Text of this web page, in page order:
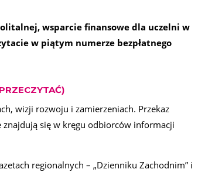
wsparcie finansowe dla uczelni w
w piątym numerze bezpłatnego
wizji rozwoju i zamierzeniach. Przekaz
się w kręgu odbiorców informacji
regionalnych – „Dzienniku Zachodnim” i